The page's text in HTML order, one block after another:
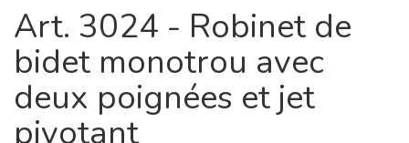
Art. 3024 - Robinet de
bidet monotrou avec
deux poignées et jet
pivotant